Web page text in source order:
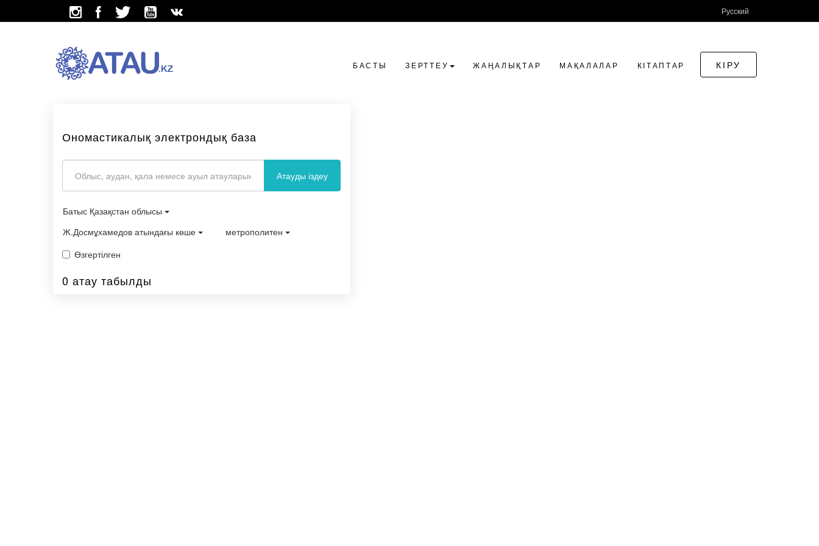
Русский
БАСТЫ ЗЕРТТЕУ ЖАҢАЛЫҚТАР МАҚАЛАЛАР КІТАПТАР КІРУ
Ономастикалық электрондық база
Атауды іздеу
Батыс Қазақстан облысы
Ж.Досмұхамедов атындағы көше
метрополитен
Өзгертілген
0 атау табылды